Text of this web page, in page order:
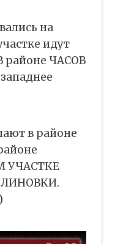
на
идут
районе ЧАСОВ
в районе
УЧАСТКЕ